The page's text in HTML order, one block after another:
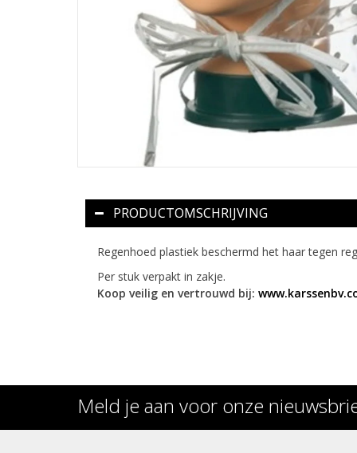
PRODUCTOMSCHRIJVING
Regenhoed plastiek beschermd het haar tegen
Per stuk verpakt in zakje.
Koop veilig en vertrouwd bij:
Meld je aan voor onze